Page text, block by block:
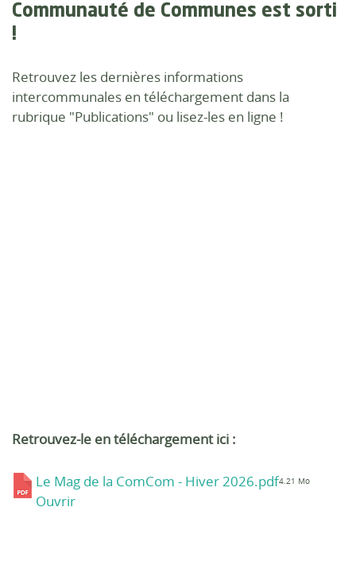
Communauté de Communes est sorti
!
Retrouvez les dernières informations
intercommunales en téléchargement dans la
rubrique "Publications" ou lisez-les en ligne !
Retrouvez-le en téléchargement ici :
Le Mag de la ComCom - Hiver 2026.pdf4.21 Mo
Ouvrir